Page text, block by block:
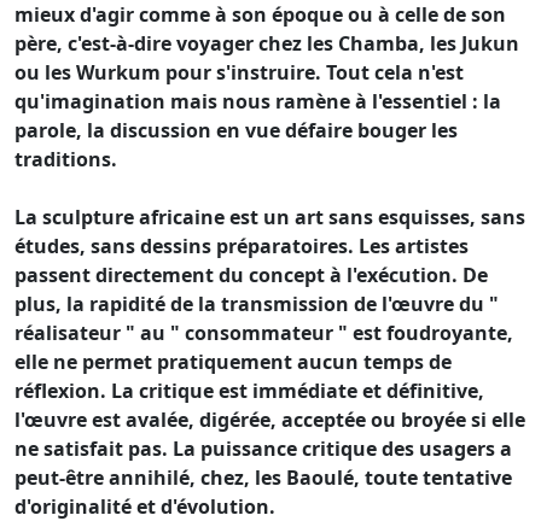
mieux d'agir comme à son époque ou à celle de son
père, c'est-à-dire voyager chez les Chamba, les Jukun
ou les Wurkum pour s'instruire. Tout cela n'est
qu'imagination mais nous ramène à l'essentiel : la
parole, la discussion en vue défaire bouger les
traditions.
La sculpture africaine est un art sans esquisses, sans
études, sans dessins préparatoires. Les artistes
passent directement du concept à l'exécution. De
plus, la rapidité de la transmission de l'œuvre du "
réalisateur " au " consommateur " est foudroyante,
elle ne permet pratiquement aucun temps de
réflexion. La critique est immédiate et définitive,
l'œuvre est avalée, digérée, acceptée ou broyée si elle
ne satisfait pas. La puissance critique des usagers a
peut-être annihilé, chez, les Baoulé, toute tentative
d'originalité et d'évolution.